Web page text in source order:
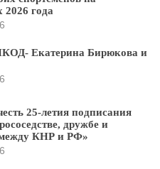
2026 года
Екатерина Бирюкова и
25-летия подписания
дружбе и
между КНР и РФ»